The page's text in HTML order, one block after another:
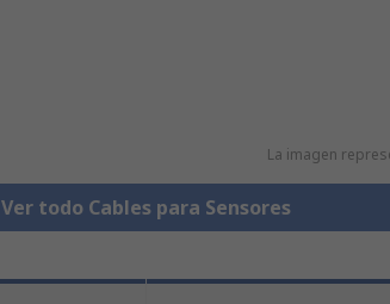
La imagen
Ver todo Cables para Sensores